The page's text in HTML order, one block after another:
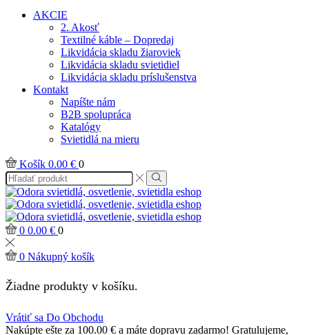
AKCIE
2. Akosť
Textilné káble – Dopredaj
Likvidácia skladu žiaroviek
Likvidácia skladu svietidiel
Likvidácia skladu príslušenstva
Kontakt
Napíšte nám
B2B spolupráca
Katalógy
Svietidlá na mieru
Košík 0.00 € 0
Search
input
Search
0 0.00 € 0
0 Nákupný košík
Žiadne produkty v košíku.
Vrátiť sa Do Obchodu
Nakúpte ešte za 100.00 € a máte dopravu zadarmo! Gratulujeme,